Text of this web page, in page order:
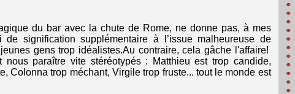
du bar avec la chute de Rome, ne donne pas, à mes
signification supplémentaire à l’issue malheureuse de
jeunes gens trop idéalistes.Au contraire, cela gâche l'affaire!
nous paraître vite stéréotypés : Matthieu est trop candide,
Colonna trop méchant, Virgile trop fruste... tout le monde est